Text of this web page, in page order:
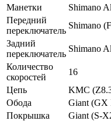
Манетки
Shimano
Передний
переключатель
Shimano
Задний
переключатель
Shimano
Количество
скоростей
16
Цепь
KMC
Обода
Giant (GX
Покрышка
Giant (S-